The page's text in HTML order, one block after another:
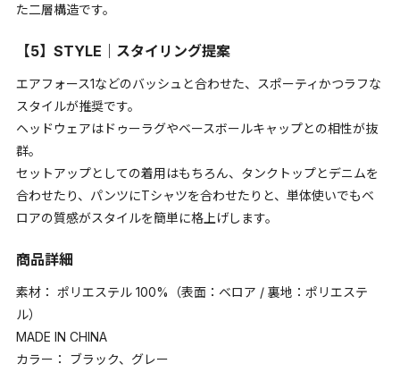
た二層構造です。
【5】STYLE｜スタイリング提案
エアフォース1などのバッシュと合わせた、スポーティかつラフな
スタイルが推奨です。
ヘッドウェアはドゥーラグやベースボールキャップとの相性が抜
群。
セットアップとしての着用はもちろん、タンクトップとデニムを
合わせたり、パンツにTシャツを合わせたりと、単体使いでもベ
ロアの質感がスタイルを簡単に格上げします。
商品詳細
素材： ポリエステル 100%（表面：ベロア / 裏地：ポリエステ
ル）
MADE IN CHINA
カラー： ブラック、グレー